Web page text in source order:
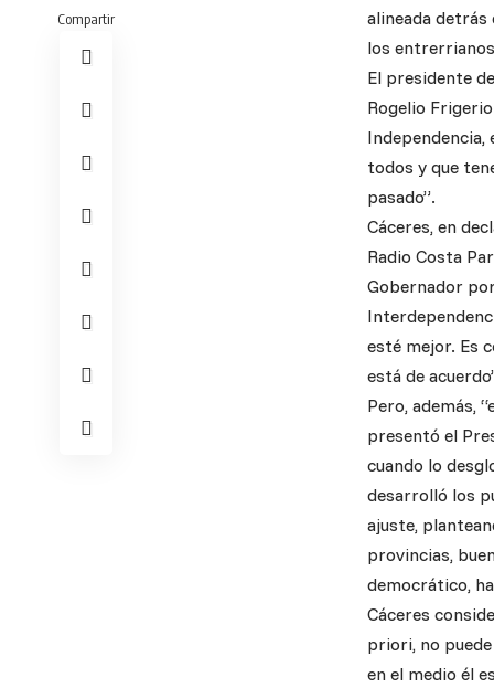
Compartir
alineada
los
El presidente
Rogelio
todos y que
pasado”.
Cáceres, en
Radio Costa
Gobernador
esté mejor. Es
está de
Pero, además,
presentó el
cuando lo
desarrolló los
ajuste,
provincias,
democrático,
Cáceres
priori, no
en el medio él